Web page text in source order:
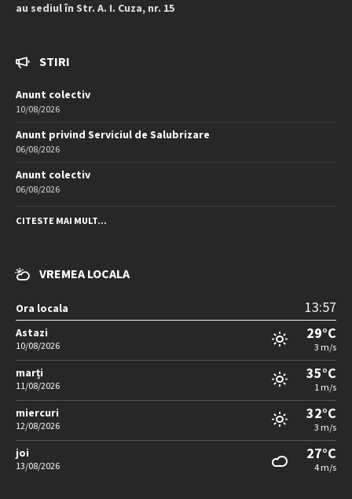
au sediul în Str. A. I. Cuza, nr. 15
STIRI
Anunt colectiv
10/08/2026
Anunt privind Serviciul de Salubrizare
06/08/2026
Anunt colectiv
06/08/2026
CITESTE MAI MULT...
VREMEA LOCALA
Ora locala 13:57
Astazi
10/08/2026
29°C
3 m/s
marți
11/08/2026
35°C
1 m/s
miercuri
12/08/2026
32°C
3 m/s
joi
13/08/2026
27°C
4 m/s